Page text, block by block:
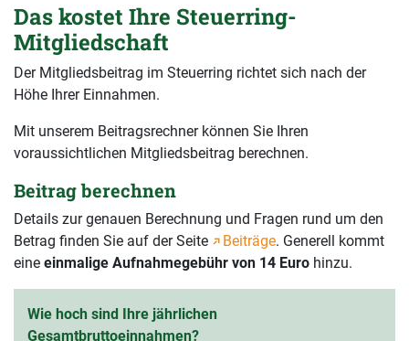
Das kostet Ihre Steuerring-
Mitgliedschaft
Der Mitgliedsbeitrag im Steuerring richtet sich nach der
Höhe Ihrer Einnahmen.
Mit unserem Beitragsrechner können Sie Ihren
voraussichtlichen Mitgliedsbeitrag berechnen.
Beitrag berechnen
Details zur genauen Berechnung und Fragen rund um den
Betrag finden Sie auf der Seite
Beiträge. Generell kommt
eine einmalige Aufnahmegebühr von 14 Euro hinzu.
Wie hoch sind Ihre jährlichen
Gesamtbruttoeinnahmen?